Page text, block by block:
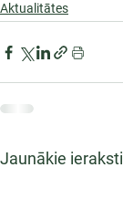
Aktualitātes
Jaunākie ieraksti